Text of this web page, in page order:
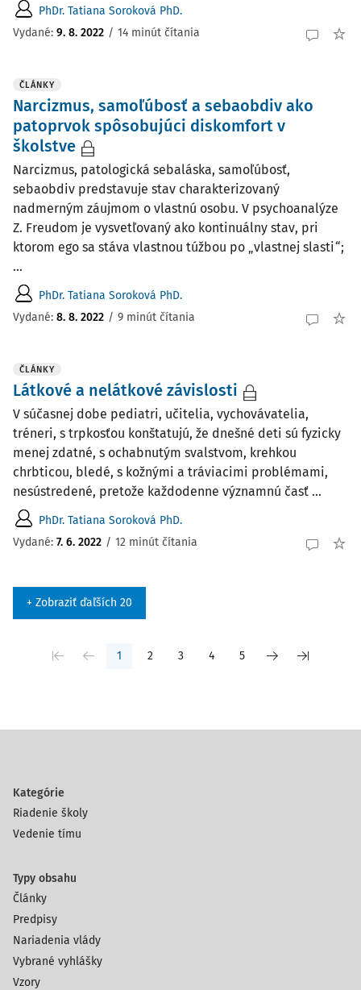
PhDr. Tatiana Soroková PhD.
Vydané: 9. 8. 2022 / 14 minút čítania
ČLÁNKY
Narcizmus, samoľúbosť a sebaobdiv ako
patoprvok spôsobujúci diskomfort v
školstve
Narcizmus, patologická sebaláska, samoľúbosť,
sebaobdiv predstavuje stav charakterizovaný
nadmerným záujmom o vlastnú osobu. V psychoanalýze
Z. Freudom je vysvetľovaný ako kontinuálny stav, pri
ktorom ego sa stáva vlastnou túžbou po „vlastnej slasti“;
...
PhDr. Tatiana Soroková PhD.
Vydané: 8. 8. 2022 / 9 minút čítania
ČLÁNKY
Látkové a nelátkové závislosti
V súčasnej dobe pediatri, učitelia, vychovávatelia,
tréneri, s trpkosťou konštatujú, že dnešné deti sú fyzicky
menej zdatné, s ochabnutým svalstvom, krehkou
chrbticou, bledé, s kožnými a tráviacimi problémami,
nesústredené, pretože každodenne významnú časť ...
PhDr. Tatiana Soroková PhD.
Vydané: 7. 6. 2022 / 12 minút čítania
+ Zobraziť ďaľších 20
1 2 3 4 5
Kategórie
Riadenie školy
Vedenie tímu
Typy obsahu
Články
Predpisy
Nariadenia vlády
Vybrané vyhlášky
Vzory